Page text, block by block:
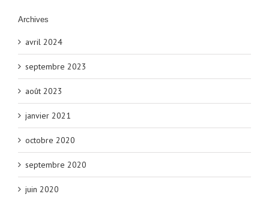
Archives
avril 2024
septembre 2023
août 2023
janvier 2021
octobre 2020
septembre 2020
juin 2020